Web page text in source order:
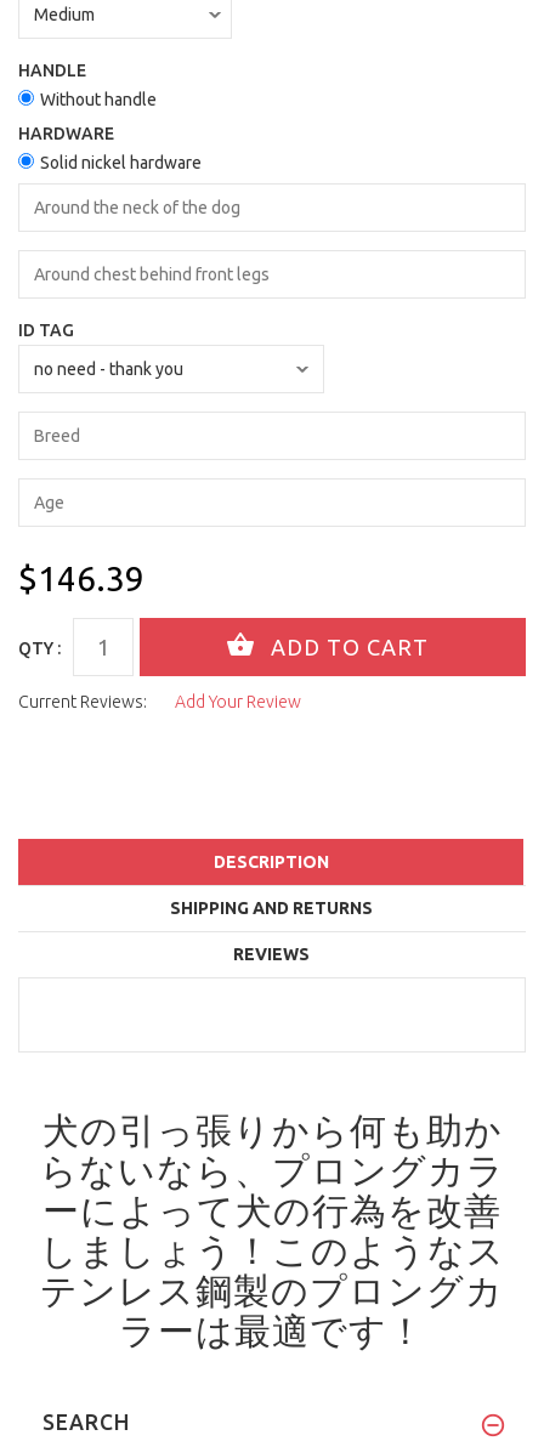
HANDLE
Without handle
HARDWARE
Solid nickel hardware
ID TAG
$146.39
QTY :
Current Reviews: Add Your Review
DESCRIPTION
SHIPPING AND RETURNS
REVIEWS
犬の引っ張りから何も助か
らないなら、プロングカラ
ーによって犬の行為を改善
しましょう！ このようなス
テンレス鋼製のプロングカ
ラーは最適です！
SEARCH